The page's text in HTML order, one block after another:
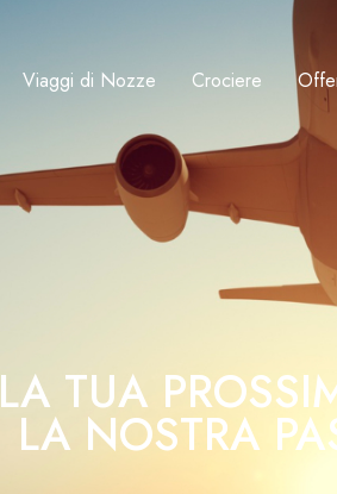
Viaggi di Nozze Crociere
LA TUA
LA NOSTRA